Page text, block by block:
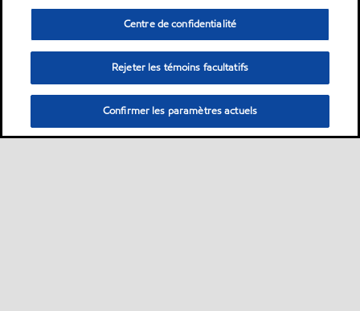
Centre de confidentialité
Rejeter les témoins facultatifs
Confirmer les paramètres actuels